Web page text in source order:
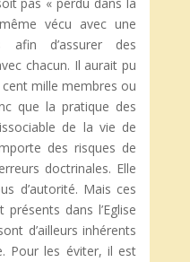
vécu avec une
afin d’assurer des
chacun. Il aurait pu
mille membres ou
que la pratique des
de la vie de
des risques de
doctrinales. Elle
d’autorité. Mais ces
dans l’Eglise
d’ailleurs inhérents
Pour les éviter, il est